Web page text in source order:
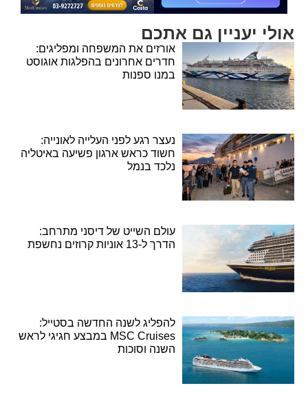
אולי יעניין גם אתכם
אורזים את המשפחה ומפליגים:
חדרים אחרונים בהפלגות אוגוסט
במנו ספנות
נעצר רגע לפני העלייה לאונייה:
חשוד כראש ארגון פשיעה באיטליה
נלכד בנמל
עולם השייט של דיסני מתרחב:
הדרך ל-13 אוניות קרוזים נחשפת
להפליג לשנה החדשה בסטייל:
MSC Cruises במבצע חגיגי לראש
השנה וסוכות